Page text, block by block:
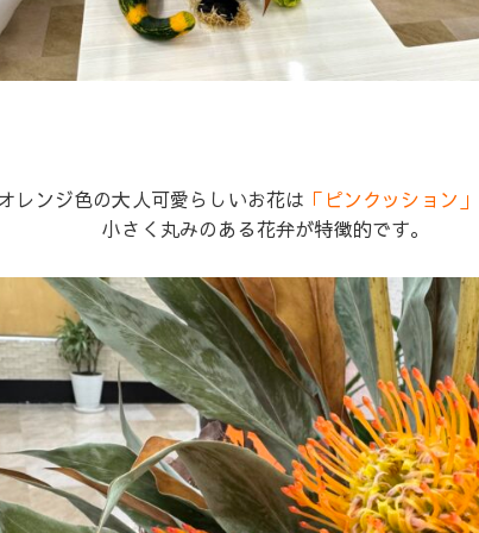
レンジ色の大人可愛らしいお花は 「ピンクッション」
小さく丸みのある花弁が特徴的です。